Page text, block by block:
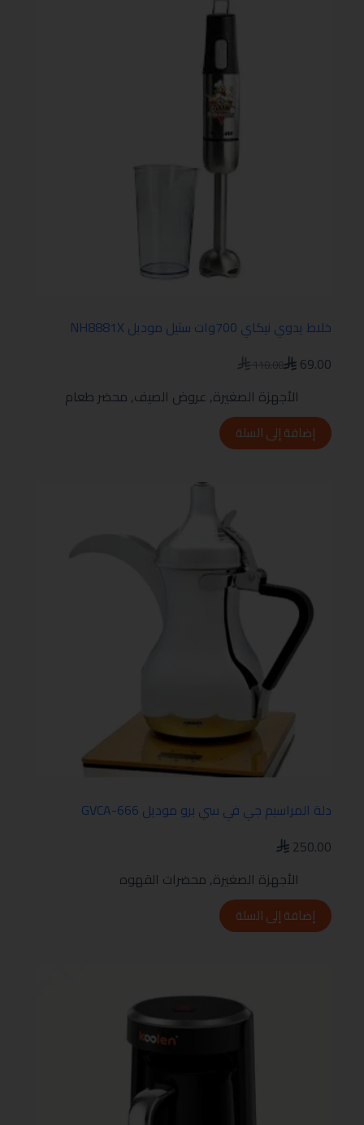
خلاط يدوي نيكاي 700وات ستيل موديل NH8881X
110.00
69.00
الأجهزة الصغيرة, عروض الصيف, محضر طعام
إضافة إلى السلة
دلة المراسيم جي في سي برو موديل GVCA-666
250.00
الأجهزة الصغيرة, محضرات القهوه
إضافة إلى السلة